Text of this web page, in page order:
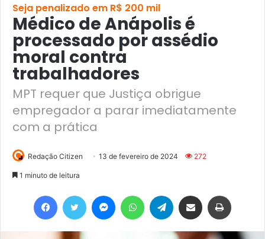
Seja penalizado em R$ 200 mil
Médico de Anápolis é
processado por assédio
moral contra
trabalhadores
MPT requer que Justiça obrigue
empregador a parar imediatamente
com a prática
Redação Citizen 13 de fevereiro de 2024 272
1 minuto de leitura